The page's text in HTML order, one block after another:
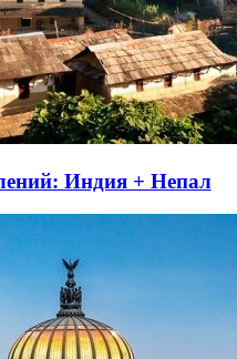
Индия + Непал